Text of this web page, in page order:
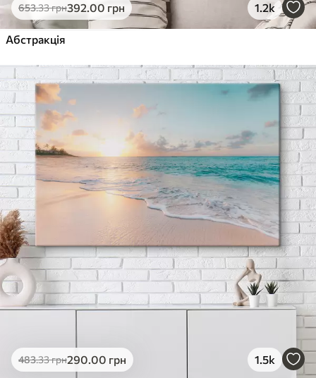
653.33грн392.00 грн 1.2k
Абстракція
483.33грн290.00 грн 1.5k